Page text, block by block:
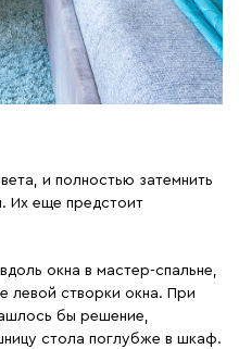
и полностью затемнить
Их еще предстоит
окна в мастер-спальне,
левой створки окна. При
бы решение,
стола поглубже в шкаф.